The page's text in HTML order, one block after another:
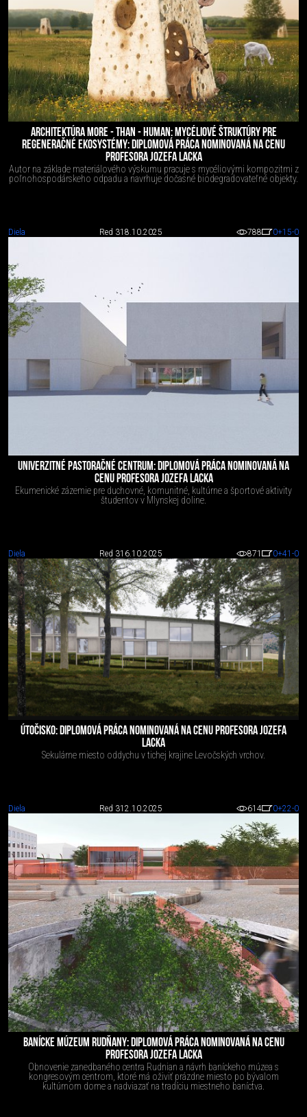
ARCHITEKTÚRA MORE - THAN - HUMAN: MYCÉLIOVÉ ŠTRUKTÚRY PRE
REGENERAČNÉ EKOSYSTÉMY: DIPLOMOVÁ PRÁCA NOMINOVANÁ NA CENU
PROFESORA JOZEFA LACKA
Autor na základe materiálového výskumu pracuje s mycéliovými kompozitmi z
poľnohospodárskeho odpadu a navrhuje dočasné biodegradovateľné objekty.
Diela Red 318.10.2025 788 0+15-0
UNIVERZITNÉ PASTORAČNÉ CENTRUM: DIPLOMOVÁ PRÁCA NOMINOVANÁ NA
CENU PROFESORA JOZEFA LACKA
Ekumenické zázemie pre duchovné, komunitné, kultúrne a športové aktivity
študentov v Mlynskej doline.
Diela Red 316.10.2025 871 0+41 -0
ÚTOČISKO: DIPLOMOVÁ PRÁCA NOMINOVANÁ NA CENU PROFESORA JOZEFA
LACKA
Sekulárne miesto oddychu v tichej krajine Levočských vrchov.
Diela Red 312.10.2025 614 0+22-0
BANÍCKE MÚZEUM RUDŇANY: DIPLOMOVÁ PRÁCA NOMINOVANÁ NA CENU
PROFESORA JOZEFA LACKA
Obnovenie zanedbaného centra Rudnian a návrh baníckeho múzea s
kongresovým centrom, ktoré má oživiť prázdne miesto po bývalom
kultúrnom dome a nadviazať na tradíciu miestneho baníctva.